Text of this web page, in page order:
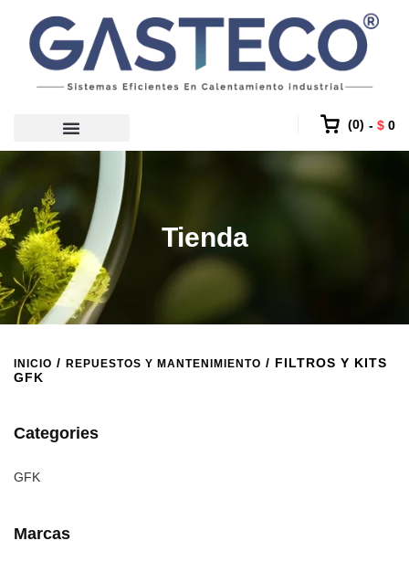
0 $0
Tienda
INICIO / REPUESTOS Y MANTENIMIENTO / FILTROS Y KITS
GFK
Categories
GFK
Marcas